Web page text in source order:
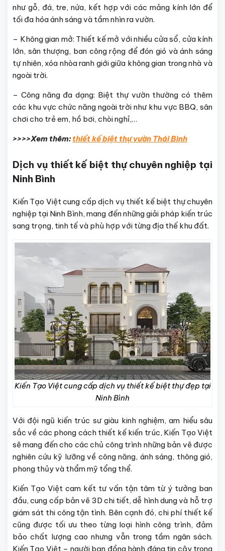
như gỗ, đá, tre, nứa, kết hợp với các mảng kính lớn để
tối đa hóa ánh sáng và tầm nhìn ra vườn.
– Không gian mở: Thiết kế mở với nhiều cửa sổ, cửa kính
lớn, sân thượng, ban công rộng để đón gió và ánh sáng
tự nhiên, xóa nhòa ranh giới giữa không gian trong nhà và
ngoài trời.
– Công năng đa dạng: Biệt thự vườn thường có thêm
các khu vực chức năng ngoài trời như khu vực BBQ, sân
chơi cho trẻ em, hồ bơi, chòi nghỉ,…
>>>>Xem thêm: thiết kế biệt thự vườn Thái Bình
Dịch vụ thiết kế biệt thự chuyên nghiệp tại
Ninh Bình
Kiến Tạo Việt cung cấp dịch vụ thiết kế biệt thự chuyên
nghiệp tại Ninh Bình, mang đến những giải pháp kiến trúc
sang trọng, tinh tế và phù hợp với từng địa thế khu đất.
Kiến Tạo Việt cung cấp dịch vụ thiết kế biệt thự đẹp tại
Ninh Bình
Với đội ngũ kiến trúc sư giàu kinh nghiệm, am hiểu sâu
sắc về các phong cách thiết kế kiến trúc, Kiến Tạo Việt
sẽ mang đến cho các chủ công trình những bản vẽ được
nghiên cứu kỹ lưỡng về công năng, ánh sáng, thông gió,
phong thủy và thẩm mỹ tổng thể.
Kiến Tạo Việt cam kết tư vấn tận tâm từ ý tưởng ban
đầu, cung cấp bản vẽ 3D chi tiết, dễ hình dung và hỗ trợ
giám sát thi công tận tình. Bên cạnh đó, chi phí thiết kế
cũng được tối ưu theo từng loại hình công trình, đảm
bảo chất lượng cao nhưng vẫn trong tầm ngân sách.
Kiến Tạo Việt – người bạn đồng hành đáng tin cậy trong